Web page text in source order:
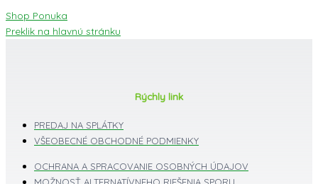
Shop Ponuka
Preklik na hlavnú stránku
Rýchly link
PREDAJ NA SPLÁTKY
VŠEOBECNÉ OBCHODNÉ PODMIENKY
OCHRANA A SPRACOVANIE OSOBNÝCH ÚDAJOV
MOŽNOSŤ ALTERNATÍVNEHO RIEŠENIA SPORU